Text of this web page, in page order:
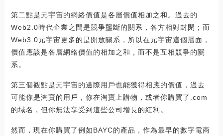
第二點是元宇宙的網絡價值是各層價值相加之和。過去的
Web2.0時代企業之間是競爭壟斷的關系，各方相對封閉；而
Web3.0元宇宙更多的是開放關系，所以在元宇宙這個層面，
價值應該是各層網絡價值的相加之和，而不是互相競爭的關
系。
第三個觀點是元宇宙的邊際用戶也能獲得相應的價值，過去
可能你是淘寶的用戶，你在淘寶上購物，或者你購買了.com
的域名，但你無法享受到這些公司增長的紅利。
然而，現在你購買了例如BAYC的產品，作為最早的數字電商